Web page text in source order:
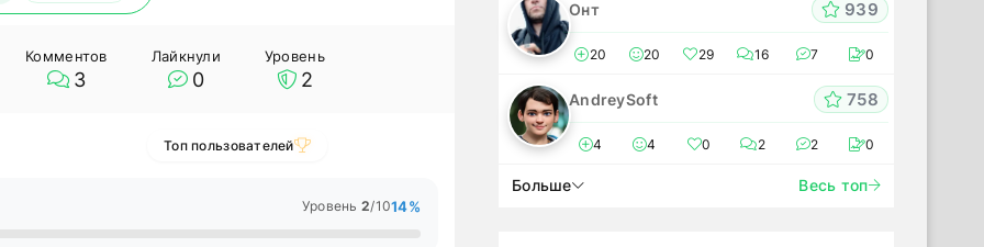
Комментов
3
Лайкнули
0
Уровень
2
Топ пользователей
Уровень 2/1014%
Онт 939
20 20 29 16 7 0
AndreySoft 758
4 4 0 2 2 0
Больше Весь топ